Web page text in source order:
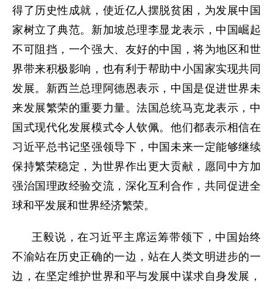
得了历史性成就，使近亿人摆脱贫困，为发展中国
家树立了典范。新加坡总理李显龙表示，中国崛起
不可阻挡，一个强大、友好的中国，将为地区和世
界带来积极影响，也有利于帮助中小国家实现共同
发展。新西兰总理阿德恩表示，中国是促进世界未
来发展繁荣的重要力量。法国总统马克龙表示，中
国式现代化发展模式令人钦佩。他们都表示相信在
习近平总书记坚强领导下，中国未来一定能够继续
保持繁荣稳定，为世界作出更大贡献，愿同中方加
强治国理政经验交流，深化互利合作，共同促进全
球和平发展和世界经济繁荣。
王毅说，在习近平主席运筹带领下，中国始终
不渝站在历史正确的一边，站在人类文明进步的一
边，在坚定维护世界和平与发展中谋求自身发展，